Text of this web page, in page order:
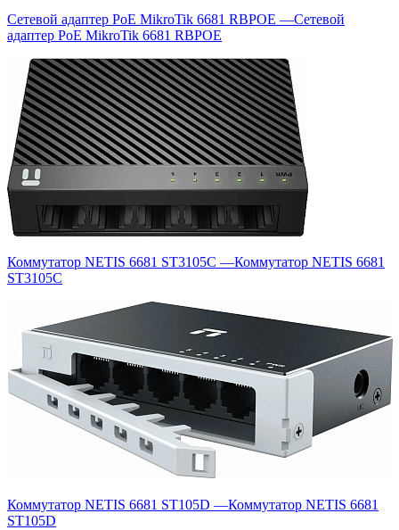
Сетевой адаптер PoE MikroTik 6681 RBPOE —Сетевой
адаптер PoE MikroTik 6681 RBPOE
Коммутатор NETIS 6681 ST3105C —Коммутатор NETIS 6681
ST3105C
Коммутатор NETIS 6681 ST105D —Коммутатор NETIS 6681
ST105D